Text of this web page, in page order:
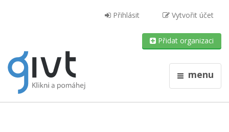
Přihlásit Vytvořit účet
Přidat organizaci
menu